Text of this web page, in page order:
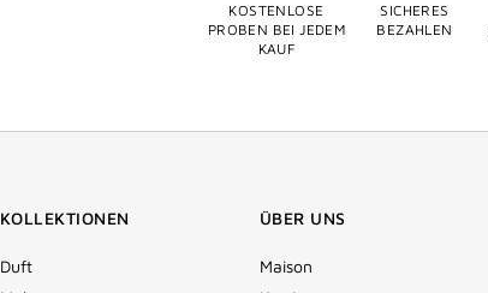
KOSTENLOSE
PROBEN BEI JEDEM
KAUF
SICHERES
BEZAHLEN
KOLLEKTIONEN
Duft
ÜBER UNS
Maison